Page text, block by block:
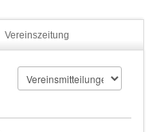
Vereinszeitung